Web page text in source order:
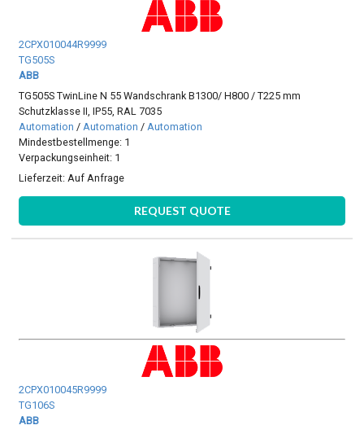
2CPX010044R9999
TG505S
ABB
TG505S TwinLine N 55 Wandschrank B1300/ H800 / T225 mm
Schutzklasse II, IP55, RAL 7035
Automation /Automation /Automation
Mindestbestellmenge: 1
Verpackungseinheit: 1
Lieferzeit:Auf Anfrage
REQUEST QUOTE
2CPX010045R9999
TG106S
ABB